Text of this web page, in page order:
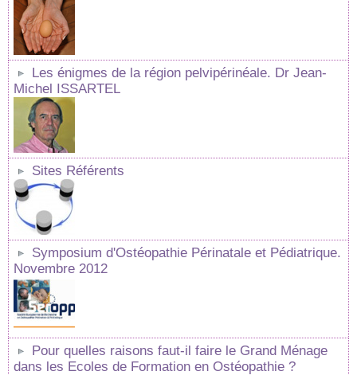
Les énigmes de la région pelvipérinéale. Dr Jean-
Michel ISSARTEL
Sites Référents
Symposium d'Ostéopathie Périnatale et Pédiatrique.
Novembre 2012
Pour quelles raisons faut-il faire le Grand Ménage
dans les Ecoles de Formation en Ostéopathie ?